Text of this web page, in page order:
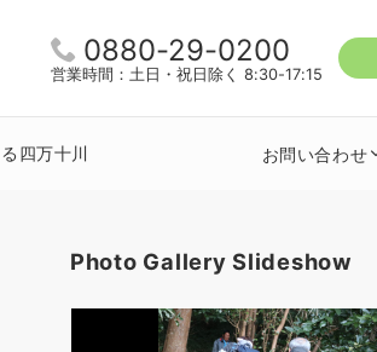
0880-29-0200
営業時間：土日・祝日除く 8:30-17:15
四万十川 お問い合わせ
Photo Gallery Slideshow